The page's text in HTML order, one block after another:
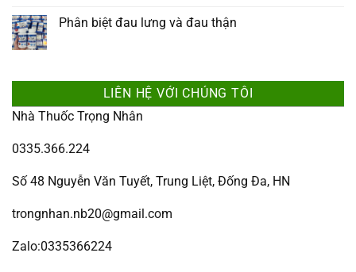
Phân biệt đau lưng và đau thận
LIÊN HỆ VỚI CHÚNG TÔI
Nhà Thuốc Trọng Nhân
0335.366.224
Số 48 Nguyễn Văn Tuyết, Trung Liệt, Đống Đa, HN
trongnhan.nb20@gmail.com
Zalo:0335366224